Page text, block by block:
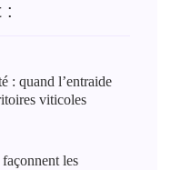
:
: quand l’entraide
viticoles
les